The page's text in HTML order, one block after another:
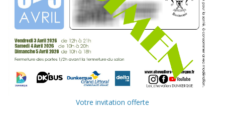
Votre invitation offerte